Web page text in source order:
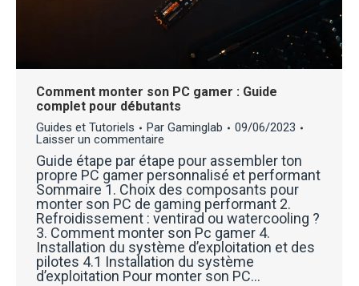
Comment monter son PC gamer : Guide
complet pour débutants
Guides et Tutoriels Par Gaminglab
09/06/2023
Laisser un commentaire
Guide étape par étape pour assembler ton
propre PC gamer personnalisé et performant
Sommaire 1. Choix des composants pour
monter son PC de gaming performant 2.
Refroidissement : ventirad ou watercooling ?
3. Comment monter son Pc gamer 4.
Installation du système d’exploitation et des
pilotes 4.1 Installation du système
d’exploitation Pour monter son PC…